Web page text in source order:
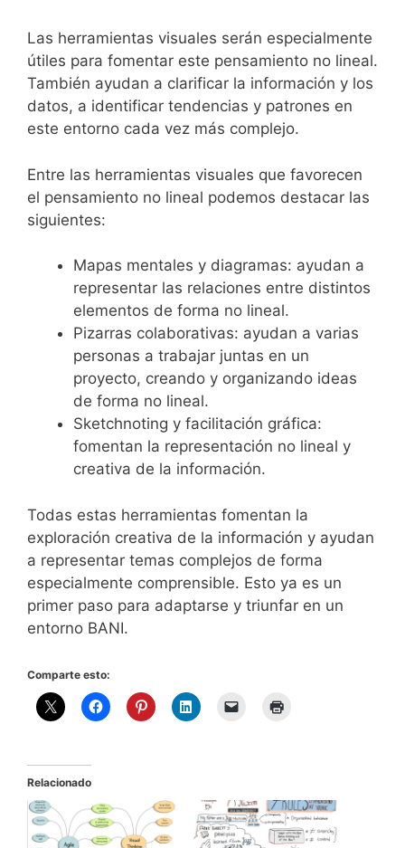
Las herramientas visuales serán especialmente
útiles para fomentar este pensamiento no lineal.
También ayudan a clarificar la información y los
datos, a identificar tendencias y patrones en
este entorno cada vez más complejo.
Entre las herramientas visuales que favorecen
el pensamiento no lineal podemos destacar las
siguientes:
Mapas mentales y diagramas: ayudan a
representar las relaciones entre distintos
elementos de forma no lineal.
Pizarras colaborativas: ayudan a varias
personas a trabajar juntas en un
proyecto, creando y organizando ideas
de forma no lineal.
Sketchnoting y facilitación gráfica:
fomentan la representación no lineal y
creativa de la información.
Todas estas herramientas fomentan la
exploración creativa de la información y ayudan
a representar temas complejos de forma
especialmente comprensible. Esto ya es un
primer paso para adaptarse y triunfar en un
entorno BANI.
Comparte esto:
Relacionado